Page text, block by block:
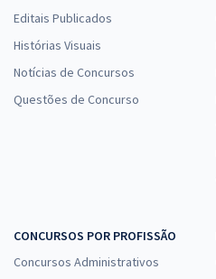
Editais Publicados
Histórias Visuais
Notícias de Concursos
Questões de Concurso
CONCURSOS POR PROFISSÃO
Concursos Administrativos